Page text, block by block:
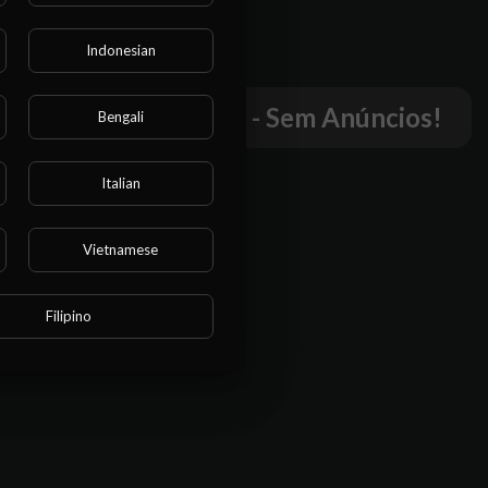
- Sem Cortes - Sem Anúncios!
Indonesian
Bengali
Italian
Vietnamese
Filipino